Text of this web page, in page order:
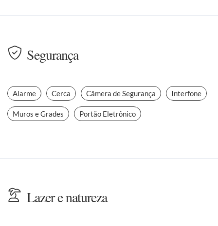
Segurança
Alarme Cerca Câmera de Segurança Interfone
Muros e Grades Portão Eletrônico
Lazer e natureza